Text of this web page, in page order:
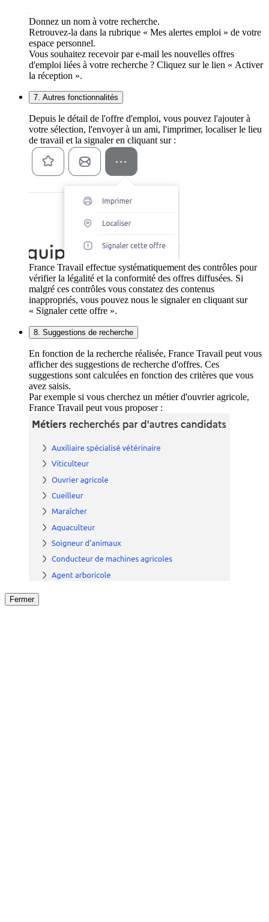
Donnez un nom à votre recherche.
Retrouvez-la dans la rubrique « Mes alertes emploi » de votre
espace personnel.
Vous souhaitez recevoir par e-mail les nouvelles offres
d'emploi liées à votre recherche ? Cliquez sur le lien « Activer
la réception ».
7. Autres fonctionnalités
Depuis le détail de l'offre d'emploi, vous pouvez l'ajouter à
votre sélection, l'envoyer à un ami, l'imprimer, localiser le lieu
de travail et la signaler en cliquant sur :
France Travail effectue systématiquement des contrôles pour
vérifier la légalité et la conformité des offres diffusées. Si
malgré ces contrôles vous constatez des contenus
inappropriés, vous pouvez nous le signaler en cliquant sur
« Signaler cette offre ».
8. Suggestions de recherche
En fonction de la recherche réalisée, France Travail peut vous
afficher des suggestions de recherche d'offres. Ces
suggestions sont calculées en fonction des critères que vous
avez saisis.
Par exemple si vous cherchez un métier d'ouvrier agricole,
France Travail peut vous proposer :
Fermer